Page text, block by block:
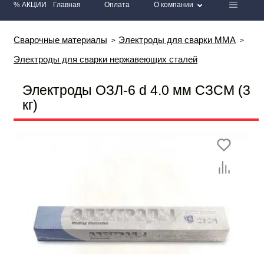
% АКЦИИ Главная Оплата О компании
Сварочные материалы
Электроды для сварки MMA
Электроды для сварки нержавеющих сталей
Электроды ОЗЛ-6 d 4.0 мм СЗСМ (3
кг)